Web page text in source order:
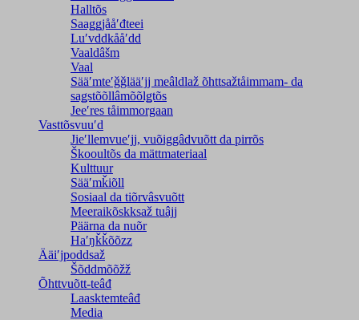
Halltõs
Saaǥǥjååʹđteei
Luʹvddkååʹdd
Vaaldâšm
Vaal
Sääʹmteʹǧǧlääʹjj meâldlaž õhttsažtåimmam- da
saǥstõõllâmõõlǥtõs
Jeeʹres tåimmorgaan
Vasttõsvuuʹd
Jieʹllemvueʹjj, vuõiggâdvuõtt da pirrõs
Škooultõs da mättmateriaal
Kulttuur
Sääʹmǩiõll
Sosiaal da tiõrvâsvuõtt
Meeraikõskksaž tuâjj
Päärna da nuõr
Haʹŋǩǩõõzz
Ääiʹjpoddsaž
Šõddmõõžž
Õhttvuõtt-teâđ
Laasktemteâđ
Media